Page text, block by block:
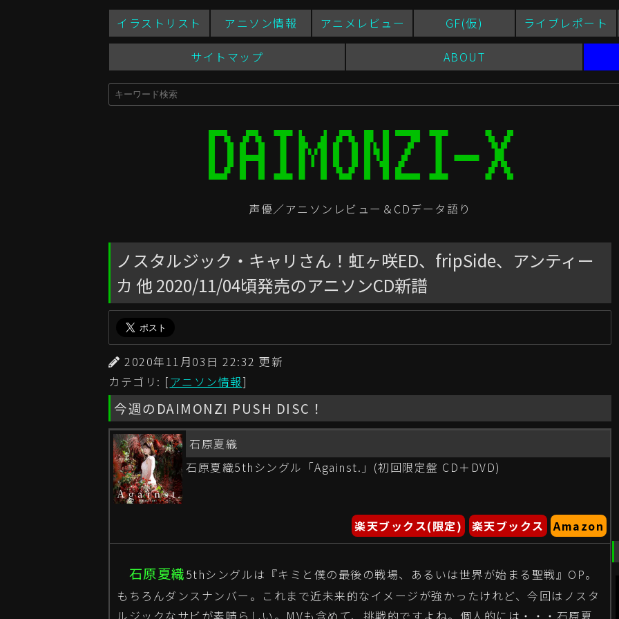
イラストリスト アニソン情報 アニメレビュー GF(仮) ライブレポート
サイトマップ ABOUT
声優／アニソンレビュー＆CDデータ語り
ノスタルジック・キャリさん！虹ヶ咲ED、fripSide、アンティー
カ 他 2020/11/04頃発売のアニソンCD新譜
2020年11月03日 22:32 更新
カテゴリ: [アニソン情報]
今週のDAIMONZI PUSH DISC！
石原夏織
石原夏織5thシングル「Against.」(初回限定盤 CD＋DVD)
楽天ブックス(限定) 楽天ブックス Amazon
石原夏織5thシングルは『キミと僕の最後の戦場、あるいは世界が始まる聖戦』OP。
もちろんダンスナンバー。これまで近未来的なイメージが強かったけれど、今回はノスタ
ルジックなサビが素晴らしい。MVも含めて、挑戦的ですよね。個人的には・・・石原夏